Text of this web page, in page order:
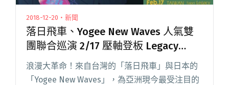
2018-12-20・新聞
落日飛車、Yogee New Waves 人氣雙
團聯合巡演 2/17 壓軸登板 Legacy
Taipei
浪漫大革命！來自台灣的「落日飛車」與日本的
「Yogee New Waves」，為亞洲現今最受注目的